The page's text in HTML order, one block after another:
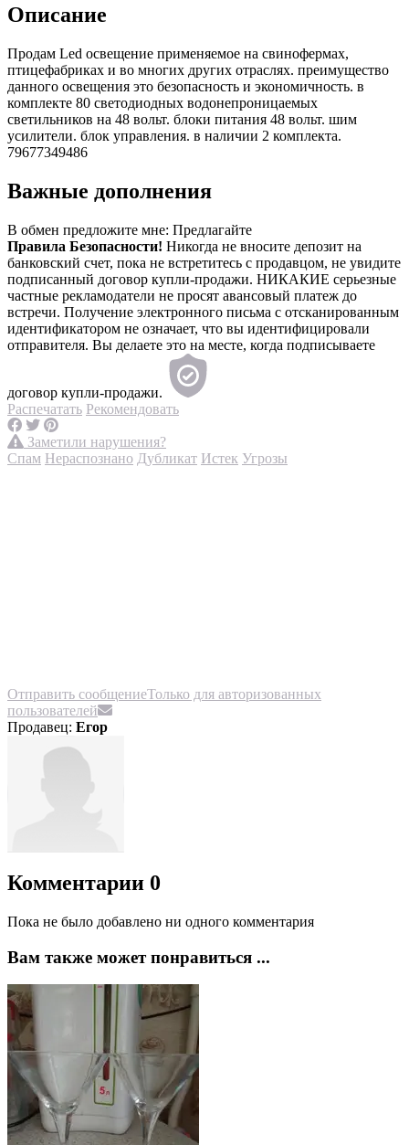
Описание
Продам Led освещение применяемое на свинофермах,
птицефабриках и во многих других отраслях. преимущество
данного освещения это безопасность и экономичность. в
комплекте 80 светодиодных водонепроницаемых
светильников на 48 вольт. блоки питания 48 вольт. шим
усилители. блок управления. в наличии 2 комплекта.
79677349486
Важные дополнения
В обмен предложите мне: Предлагайте
Правила Безопасности! Никогда не вносите депозит на
банковский счет, пока не встретитесь с продавцом, не увидите
подписанный договор купли-продажи. НИКАКИЕ серьезные
частные рекламодатели не просят авансовый платеж до
встречи. Получение электронного письма с отсканированным
идентификатором не означает, что вы идентифицировали
отправителя. Вы делаете это на месте, когда подписываете
договор купли-продажи.
Распечатать Рекомендовать
Заметили нарушения?
Спам Нераспознано Дубликат Истек Угрозы
Отправить сообщениеТолько для авторизованных
пользователей
Продавец: Егор
Комментарии 0
Пока не было добавлено ни одного комментария
Вам также может понравиться ...